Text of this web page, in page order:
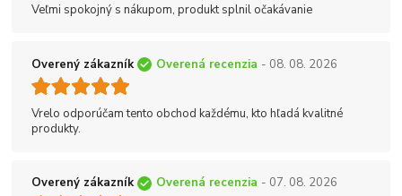
Veľmi spokojný s nákupom, produkt splnil očakávanie
Overený zákazník Overená recenzia - 08. 08. 2026
Vrelo odporúčam tento obchod každému, kto hľadá kvalitné
produkty.
Overený zákazník Overená recenzia - 07. 08. 2026